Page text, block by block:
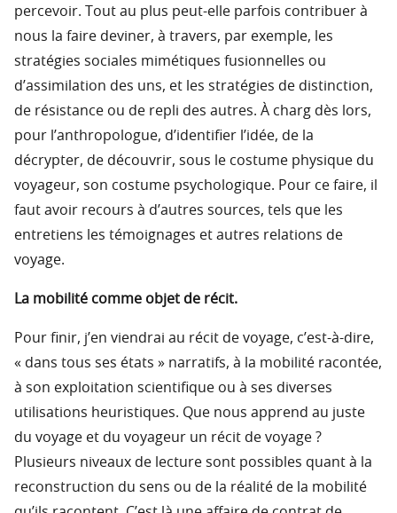
percevoir. Tout au plus peut-elle parfois contribuer à
nous la faire deviner, à travers, par exemple, les
stratégies sociales mimétiques fusionnelles ou
d’assimilation des uns, et les stratégies de distinction,
de résistance ou de repli des autres. À charg dès lors,
pour l’anthropologue, d’identifier l’idée, de la
décrypter, de découvrir, sous le costume physique du
voyageur, son costume psychologique. Pour ce faire, il
faut avoir recours à d’autres sources, tels que les
entretiens les témoignages et autres relations de
voyage.
La mobilité comme objet de récit.
Pour finir, j’en viendrai au récit de voyage, c’est-à-dire,
« dans tous ses états » narratifs, à la mobilité racontée,
à son exploitation scientifique ou à ses diverses
utilisations heuristiques. Que nous apprend au juste
du voyage et du voyageur un récit de voyage ?
Plusieurs niveaux de lecture sont possibles quant à la
reconstruction du sens ou de la réalité de la mobilité